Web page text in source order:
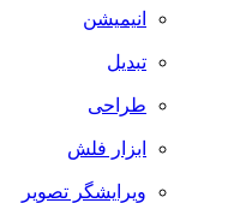
انیمیشن
تبدیل
طراحی
ابزار فلش
ویرایشگر تصویر